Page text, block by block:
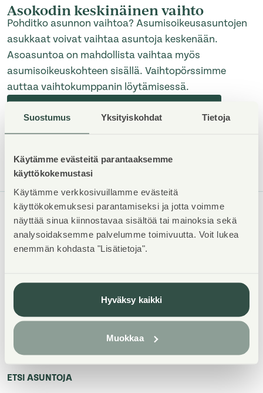
Suostumus Yksityiskohdat Tietoja
Käytämme evästeitä parantaaksemme
käyttökokemustasi
Käytämme verkkosivuillamme evästeitä
käyttökokemuksesi parantamiseksi ja jotta voimme
näyttää sinua kiinnostavaa sisältöä tai mainoksia sekä
analysoidaksemme palvelumme toimivuutta. Voit lukea
enemmän kohdasta "Lisätietoja".
Hyväksy kaikki
Muokkaa
Asokodin keskinäinen vaihto
Pohditko asunnon vaihtoa? Asumisoikeusasuntojen
asukkaat voivat vaihtaa asuntoja keskenään.
Asoasuntoa on mahdollista vaihtaa myös
asumisoikeuskohteen sisällä. Vaihtopörssimme
auttaa vaihtokumppanin löytämisessä.
ASUNTOSÄÄTIÖ
Tuulikuja 2
09- ja 020-alkuisiin numeroihimme soittamalla voit asioida
kanssamme paikallis- ja mobiiliverkkomaksun hinnalla.
ETSI ASUNTOJA